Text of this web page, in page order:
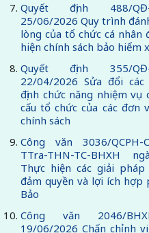
Quyết định 488/
25/06/2026 Quy trình
lòng của tổ chức cá nhân
hiện chính sách bảo hiểm
Quyết định 355/
22/04/2026 Sửa đổi các
định chức năng nhiệm vụ
cấu tổ chức của các đơn
chính sách
Công văn 3036/QCPH-
TTra-THN-TC-BHXH
Thực hiện các giải
đảm quyền và lợi ích hợp
Bảo
Công văn 2046/
19/06/2026 Chấn chỉnh